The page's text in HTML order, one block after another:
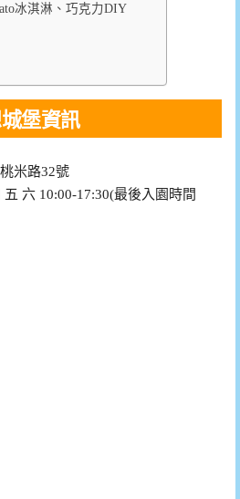
冰淇淋、巧克力DIY
堡資訊
桃米路32號
六 10:00-17:30(最後入園時間